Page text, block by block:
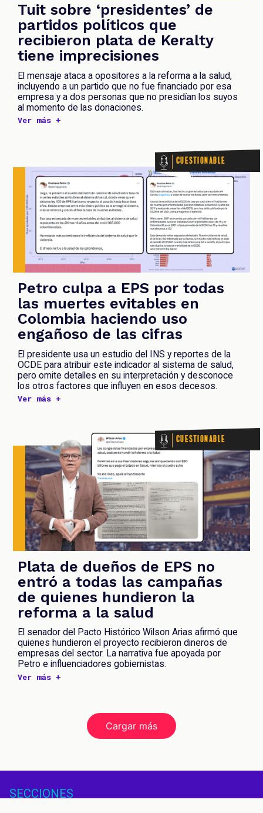
Tuit sobre ‘presidentes’ de
partidos políticos que
recibieron plata de Keralty
tiene imprecisiones
El mensaje ataca a opositores a la reforma a la salud,
incluyendo a un partido que no fue financiado por esa
empresa y a dos personas que no presidían los suyos
al momento de las donaciones.
Ver más +
Cuestionable
Petro culpa a EPS por todas
las muertes evitables en
Colombia haciendo uso
engañoso de las cifras
El presidente usa un estudio del INS y reportes de la
OCDE para atribuir este indicador al sistema de salud,
pero omite detalles en su interpretación y desconoce
los otros factores que influyen en esos decesos.
Ver más +
Cuestionable
Plata de dueños de EPS no
entró a todas las campañas
de quienes hundieron la
reforma a la salud
El senador del Pacto Histórico Wilson Arias afirmó que
quienes hundieron el proyecto recibieron dineros de
empresas del sector. La narrativa fue apoyada por
Petro e influenciadores gobiernistas.
Ver más +
Cargar más
SECCIONES